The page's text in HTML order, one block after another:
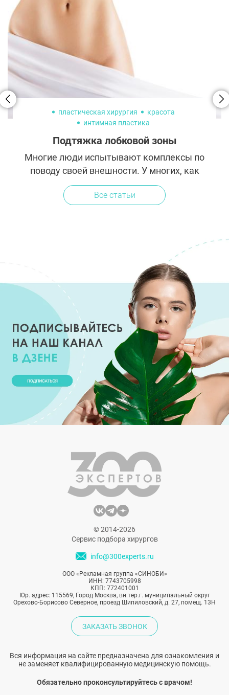
пластическая хирургия
красота
интимная пластика
Подтяжка лобковой зоны
Многие люди испытывают комплексы по
поводу своей внешности. У многих, как
оказалось, такая зона беспокойства – это
избыточный жир в верхней области лобка.
Все статьи
© 2014-2026
Сервис подбора хирургов
info@300experts.ru
ООО «Рекламная группа «СИНОБИ»
ИНН: 7743705998
КПП: 772401001
Юр. адрес: 115569, Город Москва, вн.тер.г. муниципальный округ
Орехово-Борисово Северное, проезд Шипиловский, д. 27, помещ. 13Н
ЗАКАЗАТЬ ЗВОНОК
Вся информация на сайте предназначена для ознакомления и
не заменяет квалифицированную медицинскую помощь.
Обязательно проконсультируйтесь с врачом!